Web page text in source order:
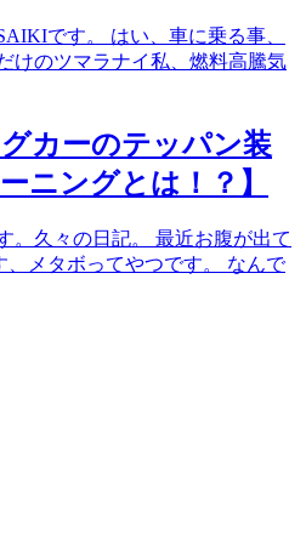
です。 はい、車に乗る事、
けのツマラナイ私、燃料高騰気
グカーのテッパン装
ニングとは！？】
。久々の日記。 最近お腹が出て
、メタボってやつです。 なんで